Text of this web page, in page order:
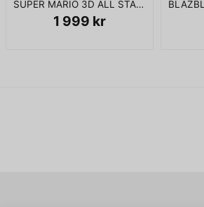
SUPER MARIO 3D ALL STARS SWITCH
1 999 kr